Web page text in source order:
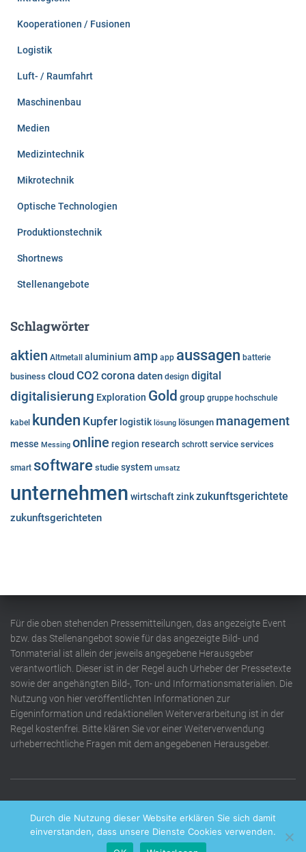
Kooperationen / Fusionen
Logistik
Luft- / Raumfahrt
Maschinenbau
Medien
Medizintechnik
Mikrotechnik
Optische Technologien
Produktionstechnik
Shortnews
Stellenangebote
Schlagwörter
aktien Altmetall aluminiumamp app aussagen batterie
business cloud CO2 corona daten design digital
digitalisierung Exploration Gold group gruppe hochschule
kabel kunden Kupfer logistik lösung lösungen management
messe Messing online region research schrott service services
smart software studie system umsatz
unternehmen wirtschaftzinkzukunftsgerichtete
zukunftsgerichteten
Für die oben stehenden Pressemitteilungen, das angezeigte Event
bzw. das Stellenangebot sowie für das angezeigte Bild- und
Tonmaterial ist allein der jeweils angegebene Herausgeber
verantwortlich. Dieser ist in der Regel auch Urheber der Pressetexte
sowie der angehängten Bild-, Ton- und Informationsmaterialien. Die
Nutzung von hier veröffentlichten Informationen zur
Eigeninformation und redaktionellen Weiterverarbeitung ist in der
Regel kostenfrei. Bitte klären Sie vor einer Weiterverwendung
urheberrechtliche Fragen mit dem angegebenen Herausgeber.
Durch die Nutzung dieser Website erklären Sie sich damit
einverstanden, dass unsere Dienste Cookies verwenden.